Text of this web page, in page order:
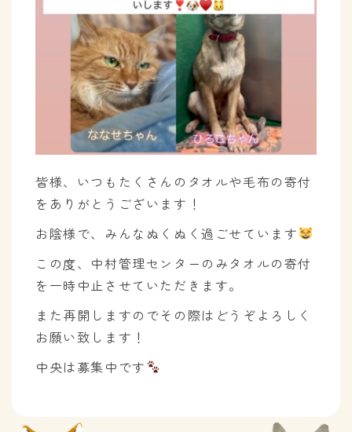
皆様、いつもたくさんのタオルや毛布の寄付
をありがとうございます！
お陰様で、みんなぬくぬく過ごせています
この度、中村管理センターのみタオルの寄付
を一時中止させていただきます。
また再開しますのでその際はどうぞよろしく
お願い致します！
中央は募集中です